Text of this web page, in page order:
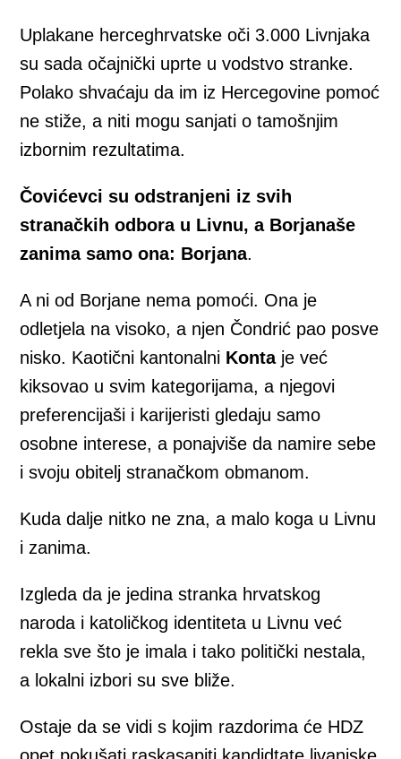
Uplakane herceghrvatske oči 3.000 Livnjaka
su sada očajnički uprte u vodstvo stranke.
Polako shvaćaju da im iz Hercegovine pomoć
ne stiže, a niti mogu sanjati o tamošnjim
izbornim rezultatima.
Čovićevci su odstranjeni iz svih
stranačkih odbora u Livnu, a Borjanaše
zanima samo ona: Borjana.
A ni od Borjane nema pomoći. Ona je
odletjela na visoko, a njen Čondrić pao posve
nisko. Kaotični kantonalni Kontaje već
kiksovao u svim kategorijama, a njegovi
preferencijaši i karijeristi gledaju samo
osobne interese, a ponajviše da namire sebe
i svoju obitelj stranačkom obmanom.
Kuda dalje nitko ne zna, a malo koga u Livnu
i zanima.
Izgleda da je jedina stranka hrvatskog
naroda i katoličkog identiteta u Livnu već
rekla sve što je imala i tako politički nestala,
a lokalni izbori su sve bliže.
Ostaje da se vidi s kojim razdorima će HDZ